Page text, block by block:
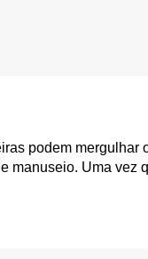
podem mergulhar
manuseio. Uma vez